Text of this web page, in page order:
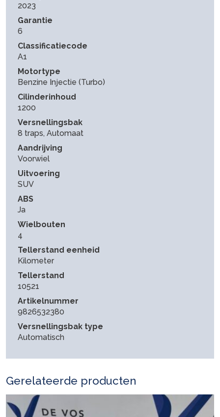
2023
Garantie
6
Classificatiecode
A1
Motortype
Benzine Injectie (Turbo)
Cilinderinhoud
1200
Versnellingsbak
8 traps, Automaat
Aandrijving
Voorwiel
Uitvoering
SUV
ABS
Ja
Wielbouten
4
Tellerstand eenheid
Kilometer
Tellerstand
10521
Artikelnummer
9826532380
Versnellingsbak type
Automatisch
Gerelateerde producten